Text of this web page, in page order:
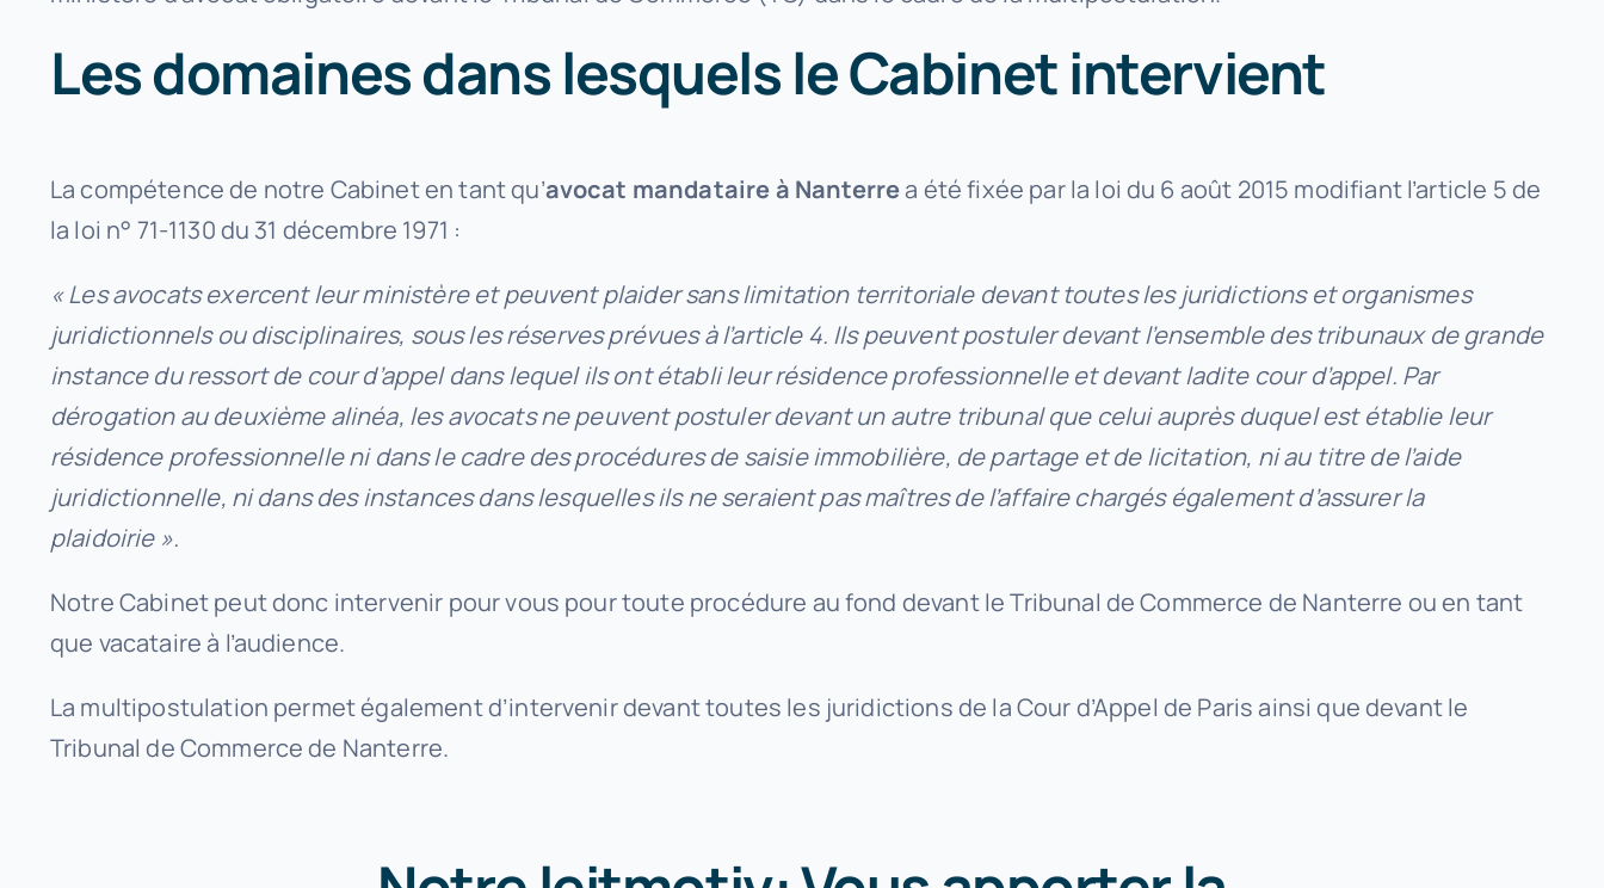
Les domaines dans lesquels le Cabinet intervient
La compétence de notre Cabinet en tant qu’avocat mandataire à Nanterrea été fixée par la loi du 6 août 2015 modifiant l’article 5 de
la loi n° 71-1130 du 31 décembre 1971 :
« Les avocats exercent leur ministère et peuvent plaider sans limitation territoriale devant toutes les juridictions et organismes
juridictionnels ou disciplinaires, sous les réserves prévues à l’article 4. Ils peuvent postuler devant l’ensemble des tribunaux de grande
instance du ressort de cour d’appel dans lequel ils ont établi leur résidence professionnelle et devant ladite cour d’appel. Par
dérogation au deuxième alinéa, les avocats ne peuvent postuler devant un autre tribunal que celui auprès duquel est établie leur
résidence professionnelle ni dans le cadre des procédures de saisie immobilière, de partage et de licitation, ni au titre de l’aide
juridictionnelle, ni dans des instances dans lesquelles ils ne seraient pas maîtres de l’affaire chargés également d’assurer la
plaidoirie ».
Notre Cabinet peut donc intervenir pour vous pour toute procédure au fond devant le Tribunal de Commerce de Nanterre ou en tant
que vacataire à l’audience.
La multipostulation permet également d’intervenir devant toutes les juridictions de la Cour d’Appel de Paris ainsi que devant le
Tribunal de Commerce de Nanterre.